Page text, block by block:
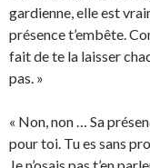
gardienne, elle est
présence t’embête.
fait de te la laisser
pas. »
« Non, non … Sa
pour toi. Tu es sans